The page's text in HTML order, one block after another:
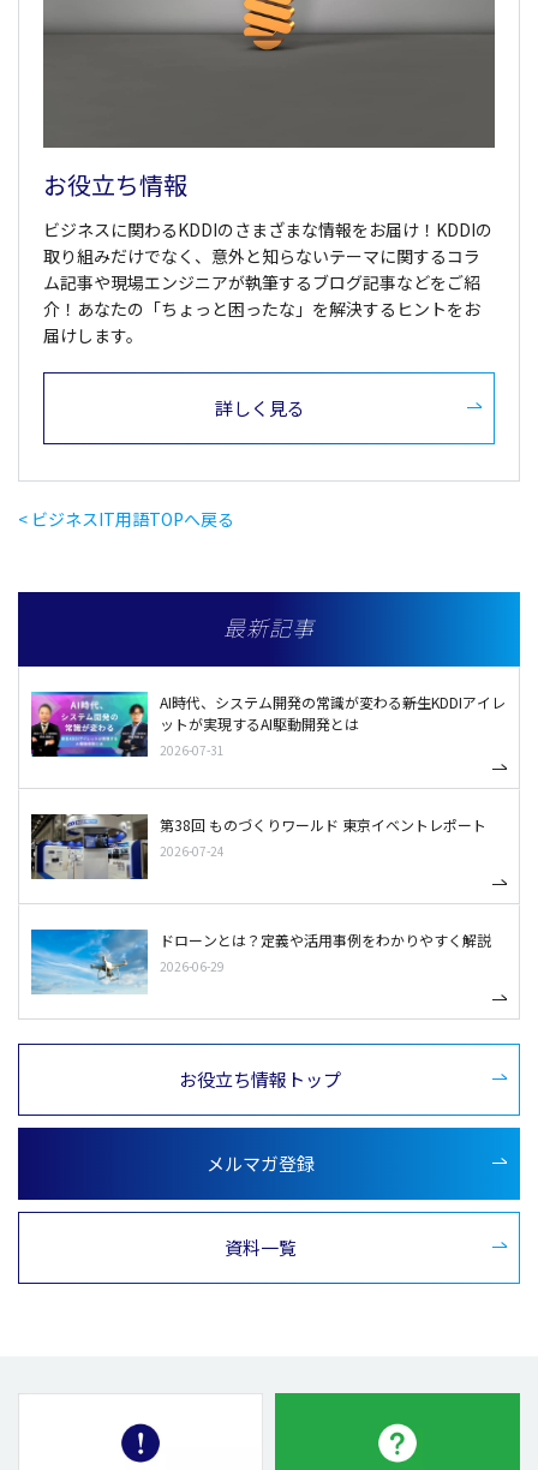
お役立ち情報
ビジネスに関わるKDDIのさまざまな情報をお届け！KDDIの
取り組みだけでなく、意外と知らないテーマに関するコラ
ム記事や現場エンジニアが執筆するブログ記事などをご紹
介！あなたの「ちょっと困ったな」を解決するヒントをお
届けします。
詳しく見る
< ビジネスIT用語TOPへ戻る
最新記事
AI時代、システム開発の常識が変わる――新生KDDIアイレ
ットが実現するAI駆動開発とは
2026-07-31
第38回 ものづくりワールド 東京イベントレポート
2026-07-24
ドローンとは？定義や活用事例をわかりやすく解説
2026-06-29
お役立ち情報トップ
メルマガ登録
資料一覧